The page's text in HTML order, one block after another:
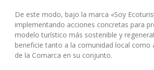
De este modo, bajo la marca «Soy
implementando acciones concretas para
modelo turístico más sostenible y
beneficie tanto a la comunidad local como
de la Comarca en su conjunto.